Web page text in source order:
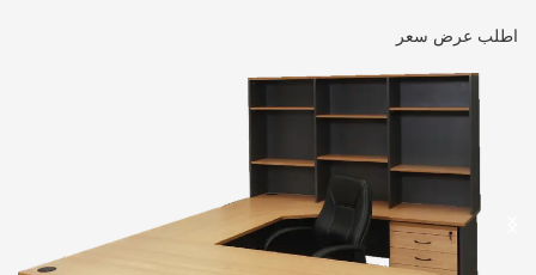
اطلب عرض سعر